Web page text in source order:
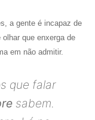
a gente é incapaz de
que enxerga de
em não admitir.
que falar
sabem.